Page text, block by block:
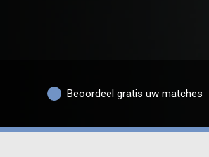
Beoordeel gratis uw matches